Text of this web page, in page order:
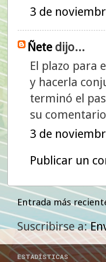
3 de
Ñetedijo...
El plazo para
y hacerla
terminó el
su
3 de
Publicar un
Entrada más
Suscribirse a:
ESTADÍSTICAS